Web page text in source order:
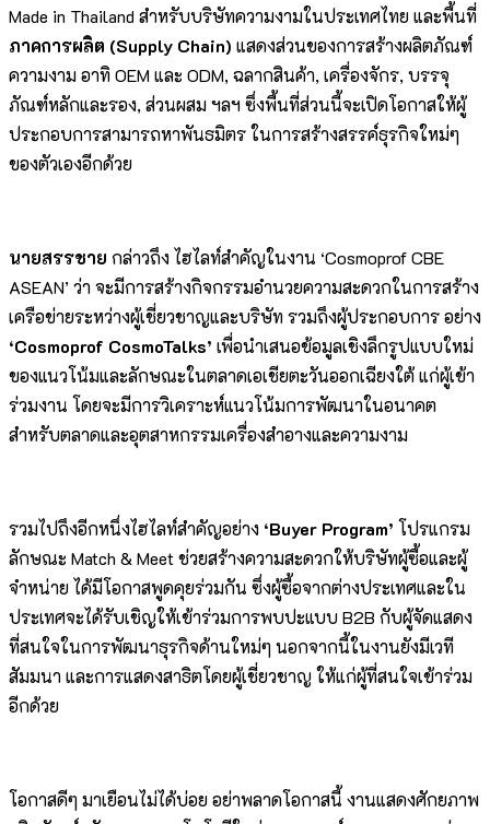
Made in Thailand สำหรับบริษัทความงามในประเทศไทย และพื้นที่
ภาคการผลิต (Supply Chain) แสดงส่วนของการสร้างผลิตภัณฑ์
ความงาม อาทิ OEM และ ODM, ฉลากสินค้า, เครื่องจักร, บรรจุ
ภัณฑ์หลักและรอง, ส่วนผสม ฯลฯ ซึ่งพื้นที่ส่วนนี้จะเปิดโอกาสให้ผู้
ประกอบการสามารถหาพันธมิตร ในการสร้างสรรค์ธุรกิจใหม่ๆ
ของตัวเองอีกด้วย
นายสรรชาย กล่าวถึง ไฮไลท์สำคัญในงาน ‘Cosmoprof CBE
ASEAN’ ว่า จะมีการสร้างกิจกรรมอำนวยความสะดวกในการสร้าง
เครือข่ายระหว่างผู้เชี่ยวชาญและบริษัท รวมถึงผู้ประกอบการ อย่าง
‘Cosmoprof CosmoTalks’ เพื่อนำเสนอข้อมูลเชิงลึกรูปแบบใหม่
ของแนวโน้มและลักษณะในตลาดเอเชียตะวันออกเฉียงใต้ แก่ผู้เข้า
ร่วมงาน โดยจะมีการวิเคราะห์แนวโน้มการพัฒนาในอนาคต
สำหรับตลาดและอุตสาหกรรมเครื่องสำอางและความงาม
รวมไปถึงอีกหนึ่งไฮไลท์สำคัญอย่าง ‘Buyer Program’ โปรแกรม
ลักษณะ Match & Meet ช่วยสร้างความสะดวกให้บริษัทผู้ซื้อและผู้
จำหน่าย ได้มีโอกาสพูดคุยร่วมกัน ซึ่งผู้ซื้อจากต่างประเทศและใน
ประเทศจะได้รับเชิญให้เข้าร่วมการพบปะแบบ B2B กับผู้จัดแสดง
ที่สนใจในการพัฒนาธุรกิจด้านใหม่ๆ นอกจากนี้ในงานยังมีเวที
สัมมนา และการแสดงสาธิตโดยผู้เชี่ยวชาญ ให้แก่ผู้ที่สนใจเข้าร่วม
อีกด้วย
โอกาสดีๆ มาเยือนไม่ได้บ่อย อย่าพลาดโอกาสนี้ งานแสดงศักยภาพ